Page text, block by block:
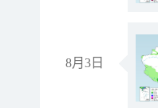
8月3日